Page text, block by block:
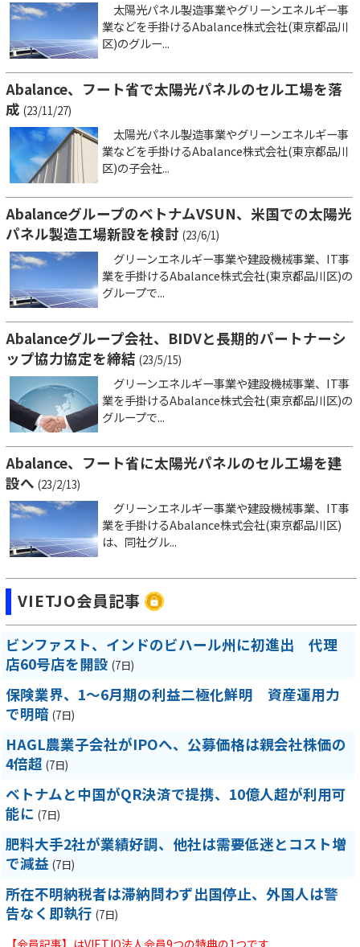
太陽光パネル製造事業やグリーンエネルギー事
業などを手掛けるAbalance株式会社(東京都品川
区)のグルー...
Abalance、フート省で太陽光パネルのセル工場を落
成 (23/11/27)
太陽光パネル製造事業やグリーンエネルギー事
業などを手掛けるAbalance株式会社(東京都品川
区)の子会社...
AbalanceグループのベトナムVSUN、米国での太陽光
パネル製造工場新設を検討 (23/6/1)
グリーンエネルギー事業や建設機械事業、IT事
業を手掛けるAbalance株式会社(東京都品川区)の
グループで...
Abalanceグループ会社、BIDVと長期的パートナーシ
ップ協力協定を締結 (23/5/15)
グリーンエネルギー事業や建設機械事業、IT事
業を手掛けるAbalance株式会社(東京都品川区)の
グループで...
Abalance、フート省に太陽光パネルのセル工場を建
設へ (23/2/13)
グリーンエネルギー事業や建設機械事業、IT事
業を手掛けるAbalance株式会社(東京都品川区)
は、同社グル...
VIETJO会員記事
ビンファスト、インドのビハール州に初進出 代理
店60号店を開設 (7日)
保険業界、1～6月期の利益二極化鮮明 資産運用力
で明暗 (7日)
HAGL農業子会社がIPOへ、公募価格は親会社株価の
4倍超 (7日)
ベトナムと中国がQR決済で提携、10億人超が利用可
能に (7日)
肥料大手2社が業績好調、他社は需要低迷とコスト増
で減益 (7日)
所在不明納税者は滞納問わず出国停止、外国人は警
告なく即執行 (7日)
【会員記事】はVIETJO法人会員9つの特典の1つです